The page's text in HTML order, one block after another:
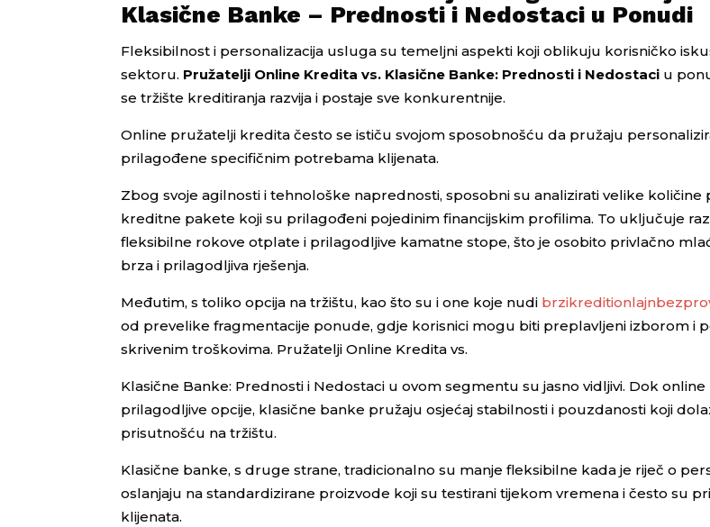
Klasične Banke – Prednosti i Nedostaci u Ponudi
Fleksibilnost i personalizacija usluga su temeljni aspekti koji oblikuju korisničko
sektoru. Pružatelji Online Kredita vs. Klasične Banke: Prednosti i Nedostaci u
se tržište kreditiranja razvija i postaje sve konkurentnije.
Online pružatelji kredita često se ističu svojom sposobnošću da pružaju
prilagođene specifičnim potrebama klijenata.
Zbog svoje agilnosti i tehnološke naprednosti, sposobni su analizirati velike
kreditne pakete koji su prilagođeni pojedinim financijskim profilima. To uključuje
fleksibilne rokove otplate i prilagodljive kamatne stope, što je osobito privlačno
brza i prilagodljiva rješenja.
Međutim, s toliko opcija na tržištu, kao što su i one koje nudi
od prevelike fragmentacije ponude, gdje korisnici mogu biti preplavljeni izborom i
skrivenim troškovima. Pružatelji Online Kredita vs.
Klasične Banke: Prednosti i Nedostaci u ovom segmentu su jasno vidljivi. Dok
prilagodljive opcije, klasične banke pružaju osjećaj stabilnosti i pouzdanosti koji
prisutnošću na tržištu.
Klasične banke, s druge strane, tradicionalno su manje fleksibilne kada je riječ o
oslanjaju na standardizirane proizvode koji su testirani tijekom vremena i često su
klijenata.